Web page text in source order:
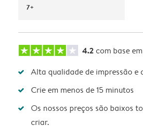
7+
4.2 com base em
Alta qualidade de impressão e
Crie em menos de 15 minutos
Os nossos preços são baixos
criar.